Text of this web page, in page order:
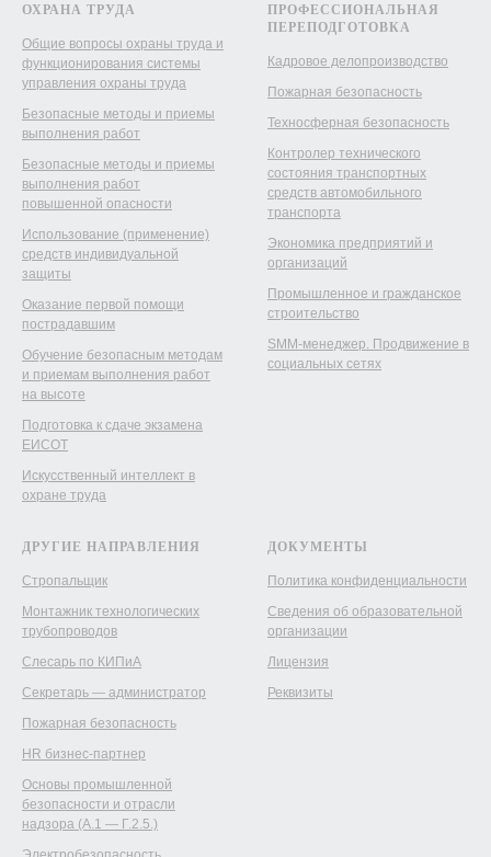
ОХРАНА ТРУДА
Общие вопросы охраны труда и
функционирования системы
управления охраны труда
Безопасные методы и приемы
выполнения работ
Безопасные методы и приемы
выполнения работ
повышенной опасности
Использование (применение)
средств индивидуальной
защиты
Оказание первой помощи
пострадавшим
Обучение безопасным методам
и приемам выполнения работ
на высоте
Подготовка к сдаче экзамена
ЕИСОТ
Искусственный интеллект в
охране труда
ПРОФЕССИОНАЛЬНАЯ
ПЕРЕПОДГОТОВКА
Кадровое делопроизводство
Пожарная безопасность
Техносферная безопасность
Контролер технического
состояния транспортных
средств автомобильного
транспорта
Экономика предприятий и
организаций
Промышленное и гражданское
строительство
SMM-менеджер. Продвижение в
социальных сетях
ДРУГИЕ НАПРАВЛЕНИЯ
Стропальщик
Монтажник технологических
трубопроводов
Слесарь по КИПиА
Секретарь — администратор
Пожарная безопасность
HR бизнес-партнер
Основы промышленной
безопасности и отрасли
надзора (А.1 — Г.2.5.)
ДОКУМЕНТЫ
Политика конфиденциальности
Сведения об образовательной
организации
Лицензия
Реквизиты